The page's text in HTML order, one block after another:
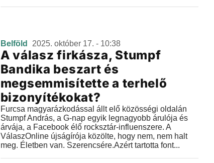
Belföld 2025. október 17. - 10:38
A válasz firkásza, Stumpf
Bandika beszart és
megsemmisítette a terhelő
bizonyítékokat?
Furcsa magyarázkodással állt elő közösségi oldalán
Stumpf András, a G-nap egyik legnagyobb árulója és
árvája, a Facebook élő rocksztár-influenszere. A
VálaszOnline újságírója közölte, hogy nem, nem halt
meg. Életben van. Szerencsére.Azért tartotta font...